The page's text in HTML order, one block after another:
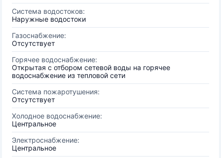
Система водостоков:
Наружные водостоки
Газоснабжение:
Отсутствует
Горячее водоснабжение:
Открытая с отбором сетевой воды на горячее
водоснабжение из тепловой сети
Система пожаротушения:
Отсутствует
Холодное водоснабжение:
Центральное
Электроснабжение:
Центральное